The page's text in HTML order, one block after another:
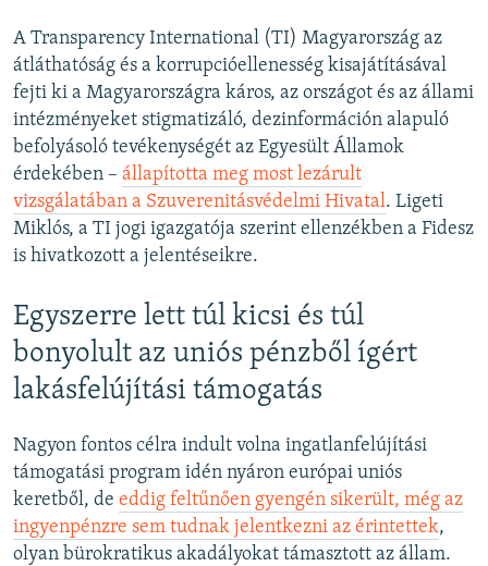
A Transparency International (TI) Magyarország az
átláthatóság és a korrupcióellenesség kisajátításával
fejti ki a Magyarországra káros, az országot és az állami
intézményeket stigmatizáló, dezinformáción alapuló
befolyásoló tevékenységét az Egyesült Államok
érdekében – állapította meg most lezárult
vizsgálatában a Szuverenitásvédelmi Hivatal. Ligeti
Miklós, a TI jogi igazgatója szerint ellenzékben a Fidesz
is hivatkozott a jelentéseikre.
Egyszerre lett túl kicsi és túl
bonyolult az uniós pénzből ígért
lakásfelújítási támogatás
Nagyon fontos célra indult volna ingatlanfelújítási
támogatási program idén nyáron európai uniós
keretből, de eddig feltűnően gyengén sikerült, még az
ingyenpénzre sem tudnak jelentkezni az érintettek,
olyan bürokratikus akadályokat támasztott az állam.